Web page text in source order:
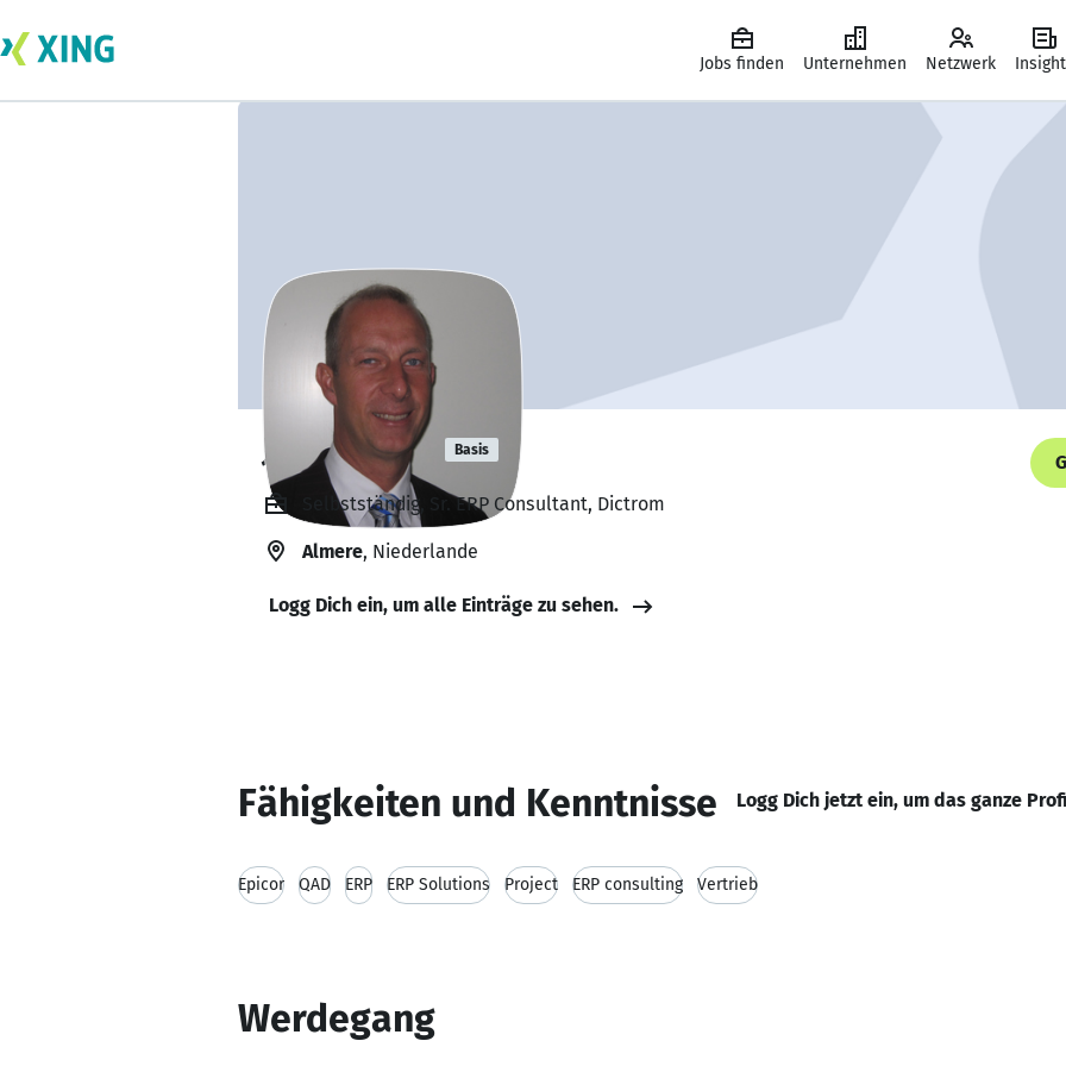
Jobs finden Unternehmen Netzwerk
Jeroen Dörr Basis
Selbstständig, Sr. ERP Consultant, Dictrom
Almere, Niederlande
Logg Dich ein, um alle Einträge zu sehen.
Fähigkeiten und Kenntnisse Logg Dich jetzt ein, um das ganze
Epicor QAD ERP ERP Solutions Project ERP consulting Vertrieb
Werdegang